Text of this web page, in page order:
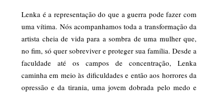
Lenka é a representação do que a guerra pode fazer com
uma vítima. Nós acompanhamos toda a transformação da
artista cheia de vida para a sombra de uma mulher que,
no fim, só quer sobreviver e proteger sua família. Desde a
faculdade até os campos de concentração, Lenka
caminha em meio às dificuldades e então aos horrores da
opressão e da tirania, uma jovem dobrada pelo medo e